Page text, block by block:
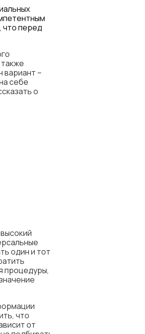
что перед
вариант ­–
себе
о
один и тот
процедуры,
что
от